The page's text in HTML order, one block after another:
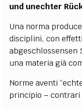
und unechter
Una norma produce
disciplini, con
abgeschlossensen
una materia già
Norme aventi
principio – contrari